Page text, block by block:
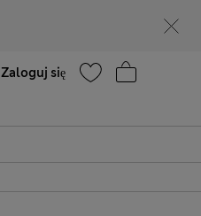
Zaloguj się